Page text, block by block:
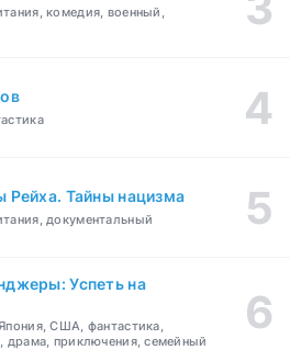
комедия, военный,
Рейха. Тайны нацизма
документальный
Успеть на
США, фантастика,
драма, приключения, семейный